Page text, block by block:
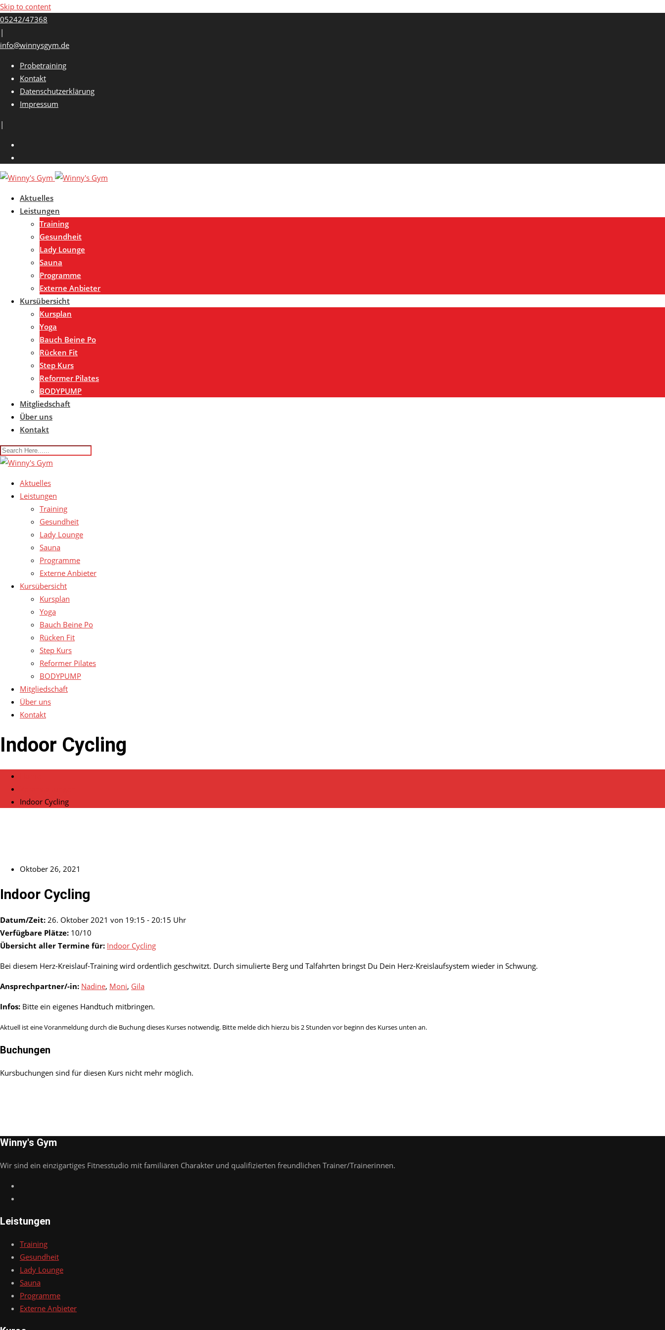
Skip to content
05242/47368
|
info@winnysgym.de
Probetraining
Kontakt
Datenschutzerklärung
Impressum
|
Aktuelles
Leistungen
Training
Gesundheit
Lady Lounge
Sauna
Programme
Externe Anbieter
Kursübersicht
Kursplan
Yoga
Bauch Beine Po
Rücken Fit
Step Kurs
Reformer Pilates
BODYPUMP
Mitgliedschaft
Über uns
Kontakt
Aktuelles
Leistungen
Training
Gesundheit
Lady Lounge
Sauna
Programme
Externe Anbieter
Kursübersicht
Kursplan
Yoga
Bauch Beine Po
Rücken Fit
Step Kurs
Reformer Pilates
BODYPUMP
Mitgliedschaft
Über uns
Kontakt
Indoor Cycling
Indoor Cycling
Oktober 26, 2021
Indoor Cycling
Datum/Zeit: 26. Oktober 2021 von 19:15 - 20:15 Uhr
Verfügbare Plätze: 10/10
Übersicht aller Termine für: Indoor Cycling
Bei diesem Herz-Kreislauf-Training wird ordentlich geschwitzt. Durch simulierte Berg und Talfahrten bringst Du Dein Herz-Kreislaufsystem wieder in Schwung.
Ansprechpartner/-in: Nadine, Moni, Gila
Infos: Bitte ein eigenes Handtuch mitbringen.
Aktuell ist eine Voranmeldung durch die Buchung dieses Kurses notwendig. Bitte melde dich hierzu bis 2 Stunden vor beginn des Kurses unten an.
Buchungen
Kursbuchungen sind für diesen Kurs nicht mehr möglich.
Winny's Gym
Wir sind ein einzigartiges Fitnesstudio mit familiären Charakter und qualifizierten freundlichen Trainer/Trainerinnen.
Leistungen
Training
Gesundheit
Lady Lounge
Sauna
Programme
Externe Anbieter